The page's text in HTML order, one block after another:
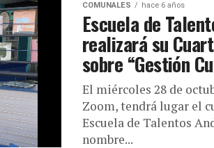
COMUNALES hace 6 años
Escuela de
realizará su
sobre “Gestión
El miércoles 28 de
Zoom, tendrá lugar el
Escuela de Talentos
nombre...